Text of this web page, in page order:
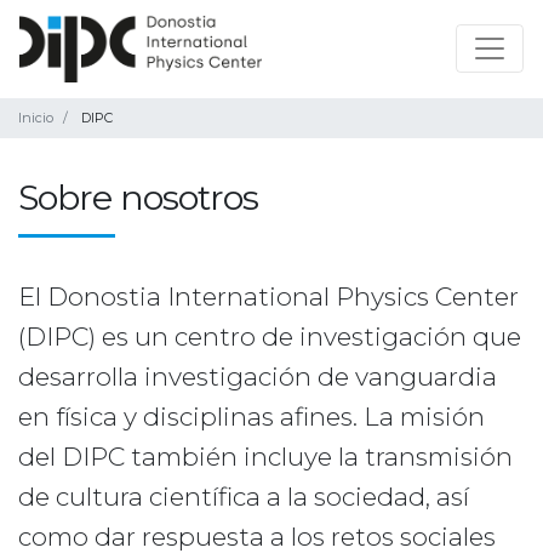
Inicio DIPC
Sobre nosotros
El Donostia International Physics Center
(DIPC) es un centro de investigación que
desarrolla investigación de vanguardia
en física y disciplinas afines. La misión
del DIPC también incluye la transmisión
de cultura científica a la sociedad, así
como dar respuesta a los retos sociales